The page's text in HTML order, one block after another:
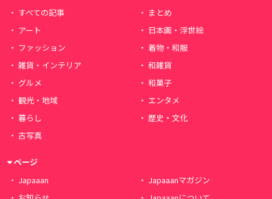
すべての記事
まとめ
アート
日本画・浮世絵
ファッション
着物・和服
雑貨・インテリア
和雑貨
グルメ
和菓子
観光・地域
エンタメ
暮らし
歴史・文化
古写真
ページ
Japaaan
Japaaanマガジン